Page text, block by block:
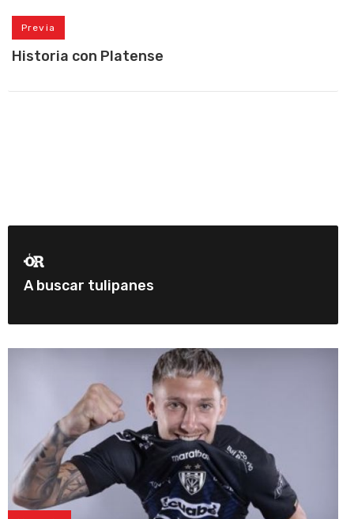
Previa
Historia con Platense
A buscar tulipanes